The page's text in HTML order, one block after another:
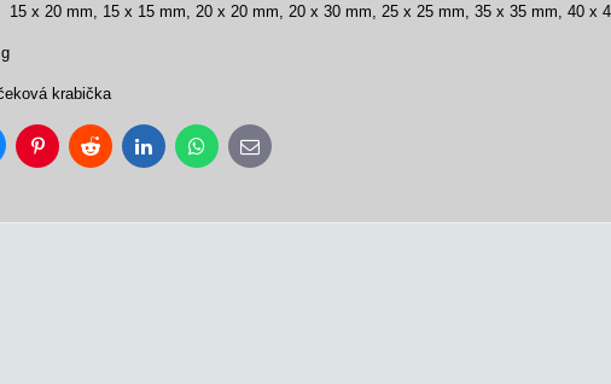
15 x 20 mm, 15 x 15 mm, 20 x 20 mm, 20 x 30 mm, 25 x 25 mm, 35 x 35 mm, 40 x
krabička
PinterestReddit LinkedInWhatsApp
E-
mail